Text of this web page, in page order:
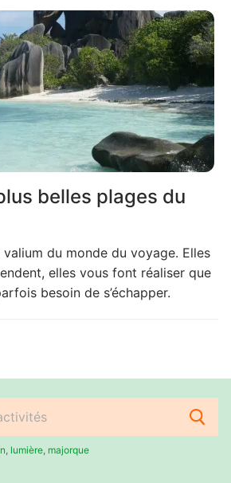
belles plages du
du monde du voyage. Elles
elles vous font réaliser que
besoin de s’échapper.
lumière majorque